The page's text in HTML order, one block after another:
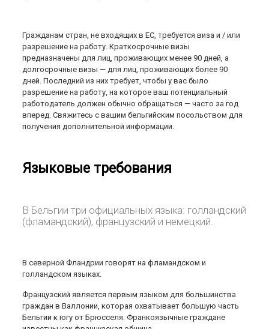
Гражданам стран, не входящих в ЕС, требуется виза и / или
разрешение на работу. Краткосрочные визы
предназначены для лиц, проживающих менее 90 дней, а
долгосрочные визы — для лиц, проживающих более 90
дней. Последний из них требует, чтобы у вас было
разрешение на работу, на которое ваш потенциальный
работодатель должен обычно обращаться — часто за год
вперед. Свяжитесь с вашим бельгийским посольством для
получения дополнительной информации.
Языковые требования
В Бельгии три официальных языка: голландский
(фламандский), французский и немецкий.
В северной Фландрии говорят на фламандском и
голландском языках.
Французский является первым языком для большинства
граждан в Валлонии, которая охватывает большую часть
Бельгии к югу от Брюсселя. Франкоязычные граждане